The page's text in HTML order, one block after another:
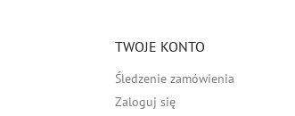
TWOJE KONTO
Śledzenie zamówienia
Zaloguj się